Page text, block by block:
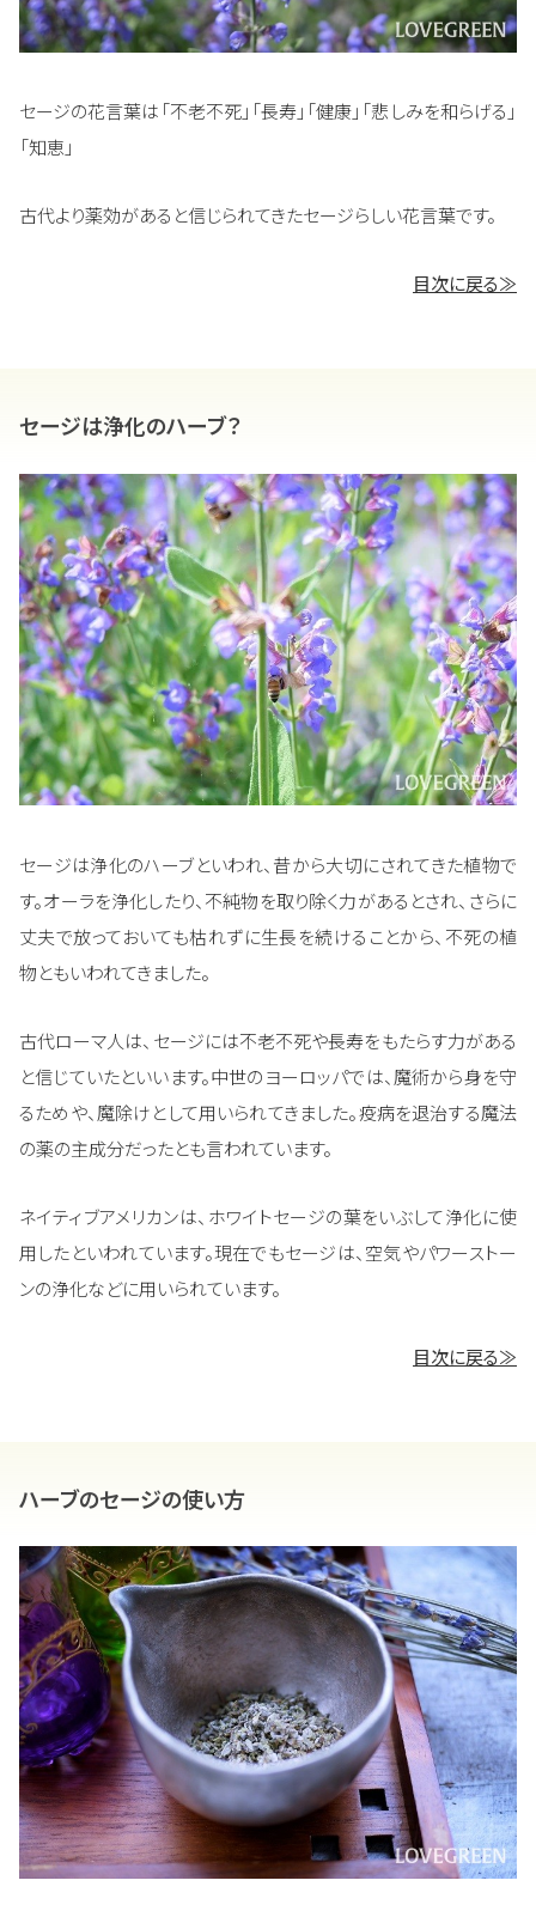
セージの花言葉は「不老不死」「長寿」「健康」「悲しみを和らげる」
「知恵」
古代より薬効があると信じられてきたセージらしい花言葉です。
目次に戻る≫
セージは浄化のハーブ？
セージは浄化のハーブといわれ、昔から大切にされてきた植物で
す。オーラを浄化したり、不純物を取り除く力があるとされ、さらに
丈夫で放っておいても枯れずに生長を続けることから、不死の植
物ともいわれてきました。
古代ローマ人は、セージには不老不死や長寿をもたらす力がある
と信じていたといいます。中世のヨーロッパでは、魔術から身を守
るためや、魔除けとして用いられてきました。疫病を退治する魔法
の薬の主成分だったとも言われています。
ネイティブアメリカンは、ホワイトセージの葉をいぶして浄化に使
用したといわれています。現在でもセージは、空気やパワーストー
ンの浄化などに用いられています。
目次に戻る≫
ハーブのセージの使い方